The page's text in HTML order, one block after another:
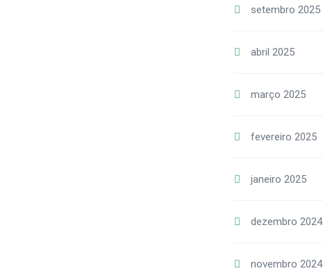
setembro 2025
abril 2025
março 2025
fevereiro 2025
janeiro 2025
dezembro 2024
novembro 2024